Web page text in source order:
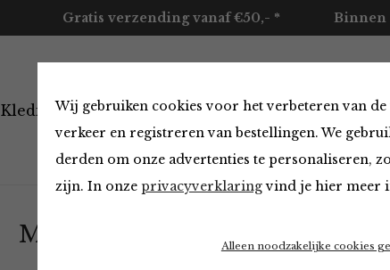
Wij gebruiken cookies voor het verbeteren van de
verkeer en registreren van bestellingen. We
derden om onze advertenties te personaliseren,
zijn. In onze privacyverklaringvind je hier meer
Alleen noodzakelijke cookies
Gratis verzending vanaf €50,- * Binnen
Kleding Accessoires Merken Over ons
Must Haves